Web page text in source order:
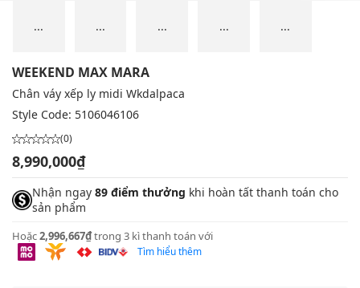
... ... ... ... ...
WEEKEND MAX MARA
Chân váy xếp ly midi Wkdalpaca
Style Code: 5106046106
(0)
8,990,000₫
Nhận ngay 89 điểm thưởng khi hoàn tất thanh toán cho
sản phẩm
Hoặc2,996,667₫trong 3 kì thanh toán với
Tìm hiểu thêm